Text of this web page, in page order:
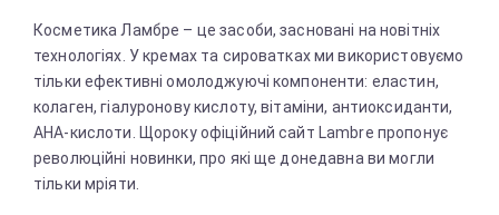
Косметика Ламбре – це засоби, засновані на новітніх
технологіях. У кремах та сироватках ми використовуємо
тільки ефективні омолоджуючі компоненти: еластин,
колаген, гіалуронову кислоту, вітаміни, антиоксиданти,
AHA-кислоти. Щороку офіційний сайт Lambre пропонує
революційні новинки, про які ще донедавна ви могли
тільки мріяти.